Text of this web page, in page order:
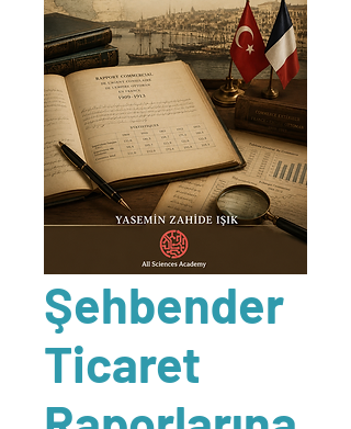
Şehbender
Ticaret